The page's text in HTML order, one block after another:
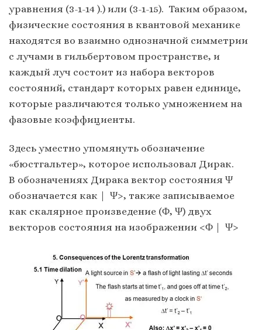
уравнения (3-1-14 ).) или (3-1-15). Таким образом,
физические состояния в квантовой механике
находятся во взаимно однозначной симметрии
с лучами в гильбертовом пространстве, и
каждый луч состоит из набора векторов
состояний, стандарт которых равен единице,
которые различаются только умножением на
фазовые коэффициенты.
Здесь уместно упомянуть обозначение
«бюстгальтер», которое использовал Дирак.
В обозначениях Дирака вектор состояния Ψ
обозначается как | Ψ>, также записываемое
как скалярное произведение (Φ, Ψ) двух
векторов состояния на изображении <Φ | Ψ>